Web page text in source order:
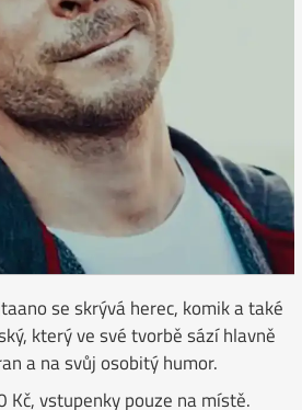
se skrývá herec, komik a také
který ve své tvorbě sází hlavně
a na svůj osobitý humor.
Kč, vstupenky pouze na místě.